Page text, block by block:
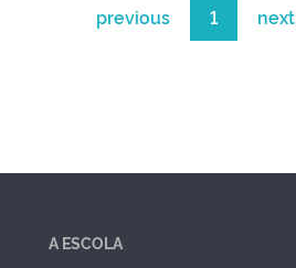
previous 1 next
A ESCOLA